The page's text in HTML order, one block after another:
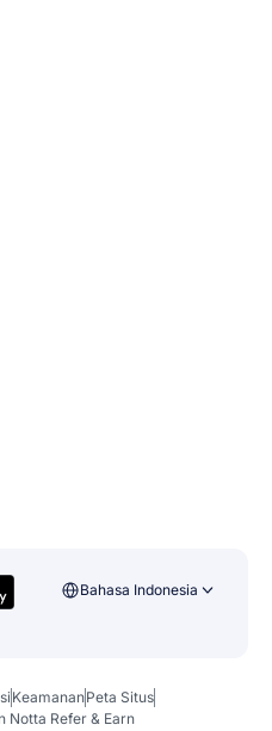
Bahasa Indonesia
KeamananPeta Situs
Notta Refer & Earn